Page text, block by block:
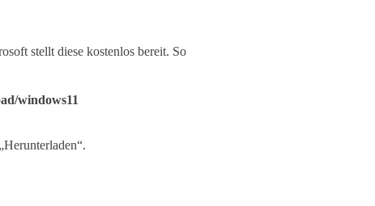
stellt diese kostenlos bereit. So
windows11